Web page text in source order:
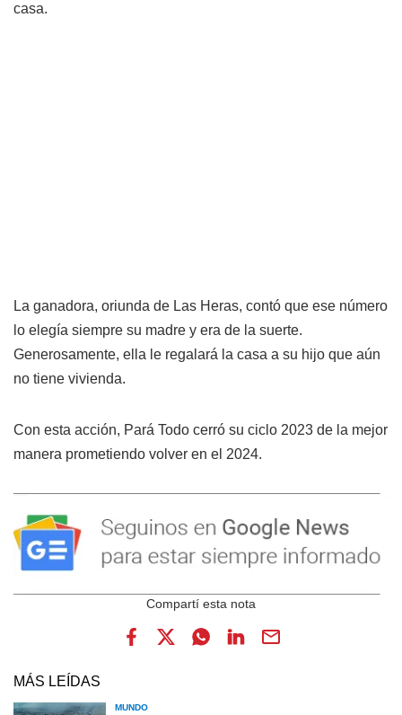
casa.
La ganadora, oriunda de Las Heras, contó que ese número
lo elegía siempre su madre y era de la suerte.
Generosamente, ella le regalará la casa a su hijo que aún
no tiene vivienda.
Con esta acción, Pará Todo cerró su ciclo 2023 de la mejor
manera prometiendo volver en el 2024.
MÁS LEÍDAS
MUNDO